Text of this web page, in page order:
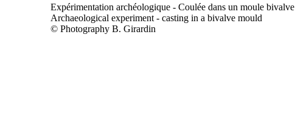
Expérimentation archéologique - Coulée dans un moule bivalve
Archaeological experiment - casting in a bivalve mould
© Photography B. Girardin